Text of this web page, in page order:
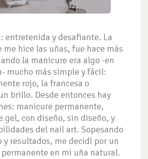
entretenida y desafiante. La
me hice las uñas, fue hace más
la manicure era algo -en
mucho más simple y fácil:
rojo, la francesa o
brillo. Desde entonces hay
manicure permanente,
gel, con diseño, sin diseño, y
del nail art. Sopesando
resultados, me decidí por un
en mi uña natural.